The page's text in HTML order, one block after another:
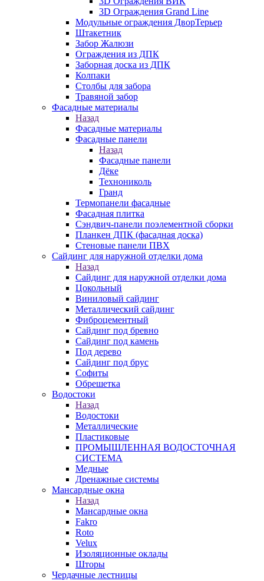
3D Ограждения Grand Line
Модульные ограждения ДворТерьер
Штакетник
Забор Жалюзи
Ограждения из ДПК
Заборная доска из ДПК
Колпаки
Столбы для забора
Травяной забор
Фасадные материалы
Назад
Фасадные материалы
Фасадные панели
Назад
Фасадные панели
Дёке
Технониколь
Гранд
Термопанели фасадные
Фасадная плитка
Сэндвич-панели поэлементной сборки
Планкен ДПК (фасадная доска)
Стеновые панели ПВХ
Сайдинг для наружной отделки дома
Назад
Сайдинг для наружной отделки дома
Цокольный
Виниловый сайдинг
Металлический сайдинг
Фиброцементный
Сайдинг под бревно
Сайдинг под камень
Под дерево
Сайдинг под брус
Софиты
Обрешетка
Водостоки
Назад
Водостоки
Металлические
Пластиковые
ПРОМЫШЛЕННАЯ ВОДОСТОЧНАЯ
СИСТЕМА
Медные
Дренажные системы
Мансардные окна
Назад
Мансардные окна
Fakro
Roto
Velux
Изоляционные оклады
Шторы
Чердачные лестницы